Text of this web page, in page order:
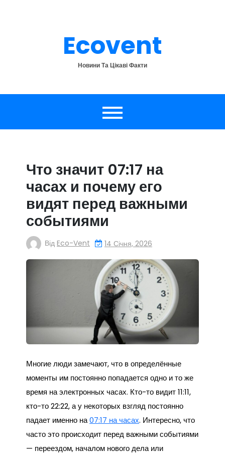
Ecovent
Новини Та Цікаві Факти
Что значит 07:17 на
часах и почему его
видят перед важными
событиями
Від Eco-Vent 14 Січня, 2026
Многие люди замечают, что в определённые
моменты им постоянно попадается одно и то же
время на электронных часах. Кто-то видит 11:11,
кто-то 22:22, а у некоторых взгляд постоянно
падает именно на07:17 на часах. Интересно, что
часто это происходит перед важными событиями
— переездом, началом нового дела или